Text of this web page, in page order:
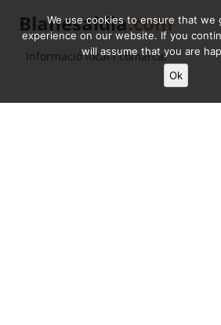
Blanesaldia.com
Informació local i comarcal
We use cookies to ensure that we
experience on our website. If you
will assume that you are
Ok